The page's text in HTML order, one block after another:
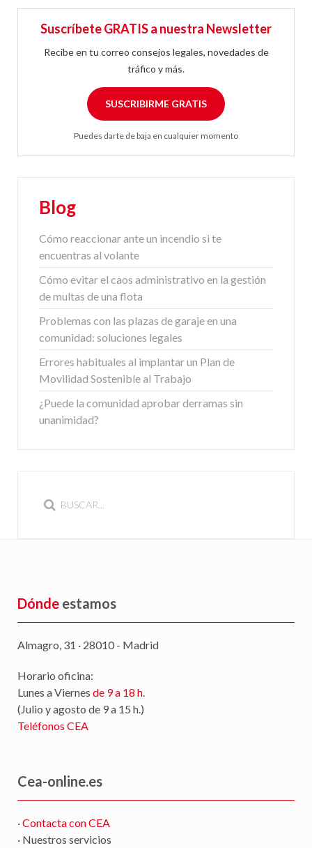
Suscríbete GRATIS a nuestra Newsletter
Recibe en tu correo consejos legales, novedades de
tráfico y más.
SUSCRIBIRME GRATIS
Puedes darte de baja en cualquier momento
Blog
Cómo reaccionar ante un incendio si te
encuentras al volante
Cómo evitar el caos administrativo en la gestión
de multas de una flota
Problemas con las plazas de garaje en una
comunidad: soluciones legales
Errores habituales al implantar un Plan de
Movilidad Sostenible al Trabajo
¿Puede la comunidad aprobar derramas sin
unanimidad?
Dónde estamos
Almagro, 31 · 28010 - Madrid
Horario oficina:
Lunes a Viernes de 9 a 18 h.
(Julio y agosto de 9 a 15 h.)
Teléfonos CEA
Cea-online.es
·Contacta con CEA
· Nuestros servicios